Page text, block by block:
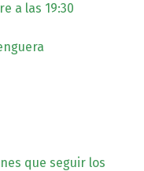
a las 19:30
que seguir los